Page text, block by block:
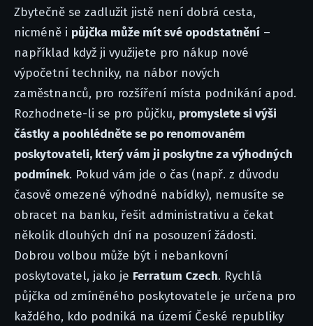
Zbytečně se zadlužit jistě není dobrá cesta,
nicméně i půjčka může mít své opodstatnění –
například když ji využijete pro nákup nové
výpočetní techniky, na nábor nových
zaměstnanců, pro rozšíření místa podnikání apod.
Rozhodnete-li se pro půjčku, promyslete si výši
částky a poohlédněte se po renomovaném
poskytovateli, který vám ji poskytne za výhodných
podmínek. Pokud vám jde o čas (např. z důvodu
časově omezené výhodné nabídky), nemusíte se
obracet na banku, řešit administrativu a čekat
několik dlouhých dní na posouzení žádosti.
Dobrou volbou může být i nebankovní
poskytovatel, jako je Ferratum Czech. Rychlá
půjčka od zmíněného poskytovatele je určena pro
každého, kdo podniká na území České republiky